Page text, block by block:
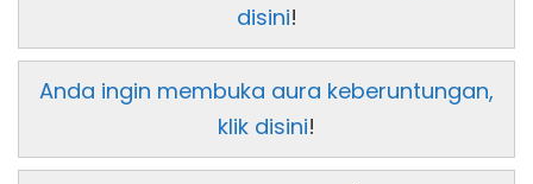
disini!
Anda ingin membuka aura keberuntungan,
klik disini!